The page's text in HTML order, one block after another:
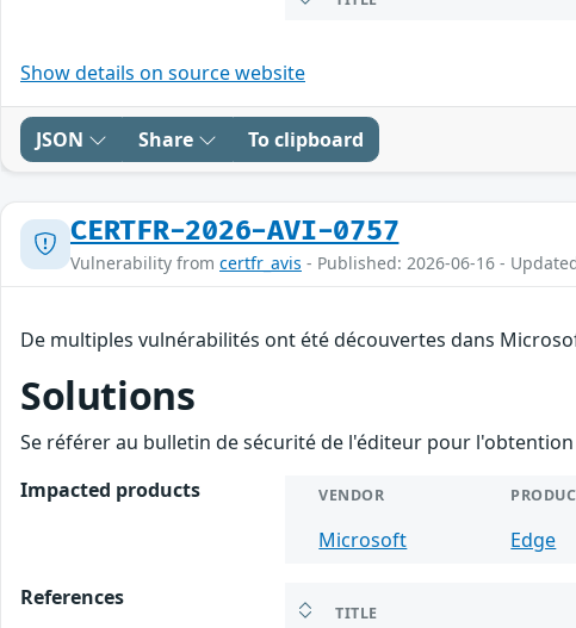
Show details on source website
JSON Share To clipboard
CERTFR-2026-AVI-0757
Vulnerability from certfr_avis - Published: 2026-06-16 -
De multiples vulnérabilités ont été découvertes dans
Solutions
Se référer au bulletin de sécurité de l'éditeur pour
Impacted products
VENDOR
Microsoft Edge
References
TITLE